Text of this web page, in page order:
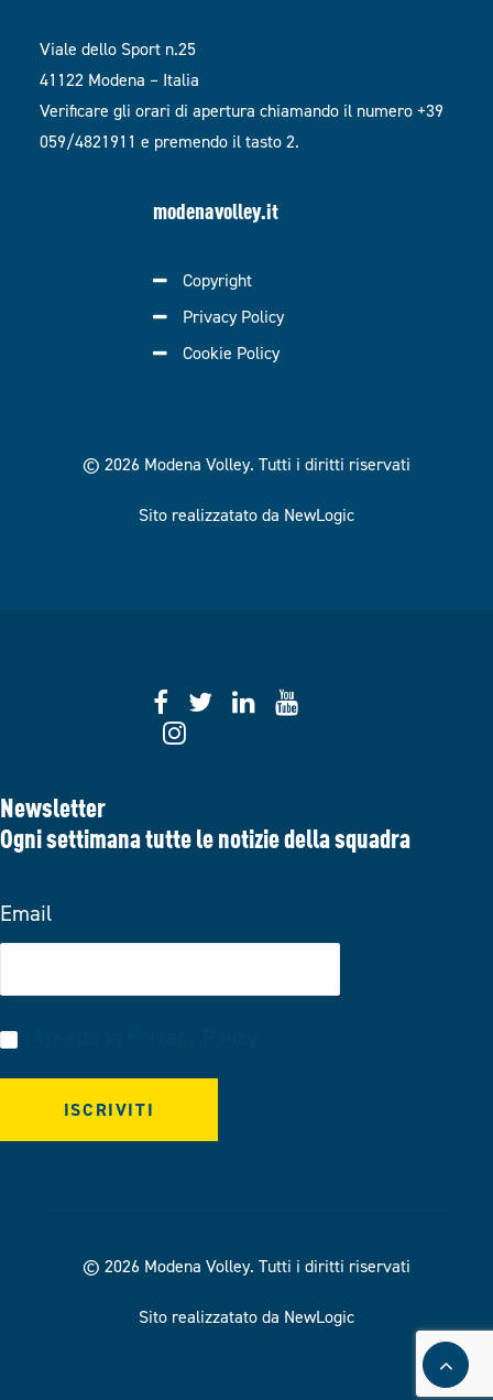
Viale dello Sport n.25
41122 Modena – Italia
Verificare gli orari di apertura chiamando il numero +39
059/4821911 e premendo il tasto 2.
modenavolley.it
Copyright
Privacy Policy
Cookie Policy
© 2026 Modena Volley. Tutti i diritti riservati
Sito realizzatato da NewLogic
Newsletter
Ogni settimana tutte le notizie della squadra
Email
© 2026 Modena Volley. Tutti i diritti riservati
Sito realizzatato da NewLogic